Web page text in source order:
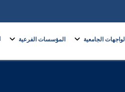
الواجهات الجامعية المؤسسات الفرعية